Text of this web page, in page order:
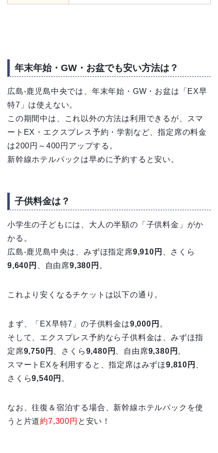
年末年始・GW・お盆でも安い方法は？
広島-鹿児島中央では、年末年始・GW・お盆は「EX早
特7」は使えない。
この期間中は、これ以外の方法は利用できるが、スマ
ートEX・エクスプレス予約・学割など、指定席の料金
は200円～400円アップする。
新幹線ホテルパックは早めに予約すると安い。
子供料金は？
小学生の子どもには、大人の半額の「子供料金」がか
かる。
広島-鹿児島中央は、みずほ指定席9,910円
、さくら
9,640円
、自由席9,380円 。
これより安くなるチケットは以下の通り。
まず、「EX早特7」の子供料金は9,000円 。
そして、エクスプレス予約なら子供料金は、みずほ指
定席9,750円 、さくら9,480円 、自由席9,380円 。
スマートEXを利用すると、指定席はみずほ9,810円
さくら9,540円 。
なお、往復＆宿泊する場合、新幹線ホテルパックを使
うと片道約7,300円 と安い！